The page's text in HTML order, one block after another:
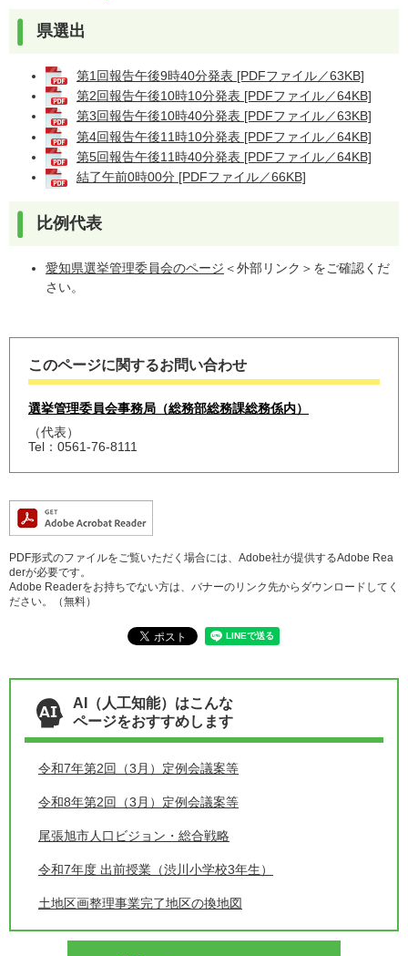
県選出
第1回報告午後9時40分発表 [PDFファイル／63KB]
第2回報告午後10時10分発表 [PDFファイル／64KB]
第3回報告午後10時40分発表 [PDFファイル／63KB]
第4回報告午後11時10分発表 [PDFファイル／64KB]
第5回報告午後11時40分発表 [PDFファイル／64KB]
結了午前0時00分 [PDFファイル／66KB]
比例代表
愛知県選挙管理委員会のページ ＜外部リンク＞ をご確認くだ
さい。
このページに関するお問い合わせ
選挙管理委員会事務局（総務部総務課総務係内）
代表
Tel：0561-76-8111
PDF形式のファイルをご覧いただく場合には、Adobe社が提供するAdobe Rea
derが必要です。
Adobe Readerをお持ちでない方は、バナーのリンク先からダウンロードしてく
ださい。（無料）
AI（人工知能）はこんな
ページをおすすめします
令和7年第2回（3月）定例会議案等
令和8年第2回（3月）定例会議案等
尾張旭市人口ビジョン・総合戦略
令和7年度 出前授業（渋川小学校3年生）
土地区画整理事業完了地区の換地図